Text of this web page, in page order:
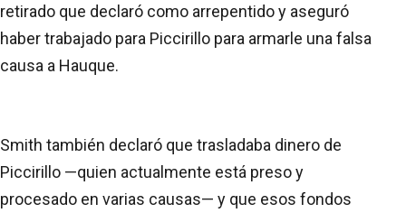
retirado que declaró como arrepentido y aseguró
haber trabajado para Piccirillo para armarle una falsa
causa a Hauque.
Smith también declaró que trasladaba dinero de
Piccirillo —quien actualmente está preso y
procesado en varias causas— y que esos fondos